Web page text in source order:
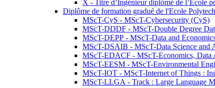
X - Titre d’Ingénieur diplômé de l’École
Diplôme de formation gradué de l'Ecole
MScT-CyS - MScT-Cybersecurity (CyS)
MScT-DDDF - MScT-Double Degree
MScT-DEPP - MScT-Data and
MScT-DSAIB - MScT-Data Science and
MScT-EDACF - MScT-Economics, Data
MScT-EESM - MScT-Environmental
MScT-IOT - MScT-Internet of Things :
MScT-LLGA - Track : Large Language